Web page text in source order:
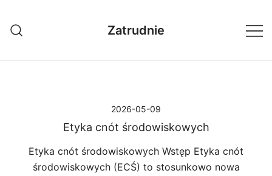
treści
Zatrudnie
2026-05-09
Etyka cnót środowiskowych
Etyka cnót środowiskowych Wstęp Etyka cnót
środowiskowych (ECŚ) to stosunkowo nowa